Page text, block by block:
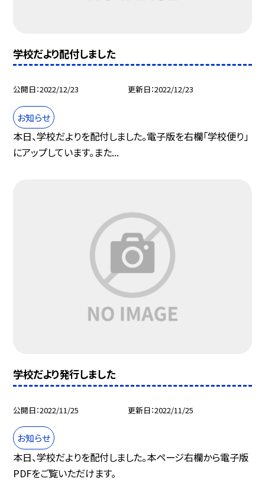
学校だより配付しました
公開日 2022/12/23 更新日 2022/12/23
お知らせ
本日、学校だよりを配付しました。電子版を右欄「学校便り」
にアップしています。また...
学校だより発行しました
公開日 2022/11/25 更新日 2022/11/25
お知らせ
本日、学校だよりを配付しました。本ページ右欄から電子版
PDFをご覧いただけます。